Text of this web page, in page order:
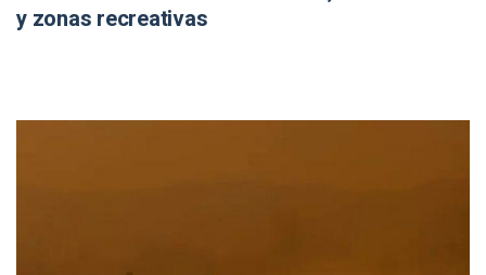
y zonas recreativas